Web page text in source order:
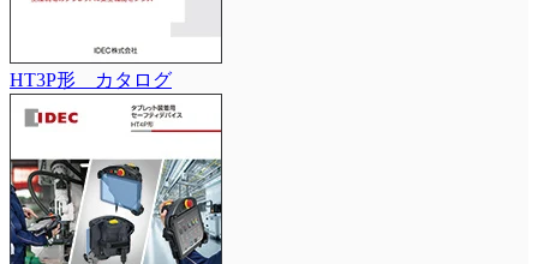
HT3P形 カタログ